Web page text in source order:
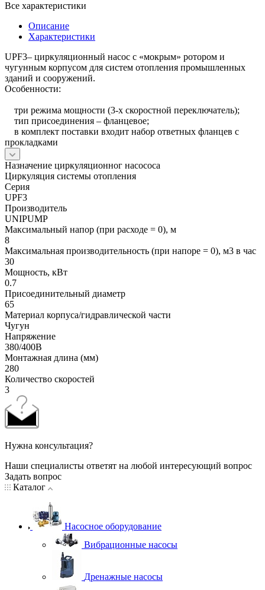
Все характеристики
Описание
Характеристики
UPF3– циркуляционный насос с «мокрым» ротором и
чугунным корпусом для систем отопления промышленных
зданий и сооружений.
Особенности:
три режима мощности (3-х скоростной переключатель);
тип присоединения – фланцевое;
в комплект поставки входит набор ответных фланцев с
прокладками
Назначение циркуляционног насососа
Циркуляция системы отопления
Серия
UPF3
Производитель
UNIPUMP
Максимальный напор (при расходе = 0), м
8
Максимальная производительность (при напоре = 0), м3 в час
30
Мощность, кВт
0.7
Присоединительный диаметр
65
Материал корпуса/гидравлической части
Чугун
Напряжение
380/400В
Монтажная длина (мм)
280
Количество скоростей
3
Нужна консультация?
Наши специалисты ответят на любой интересующий вопрос
Задать вопрос
Каталог
Насосное оборудование
Вибрационные насосы
Дренажные насосы